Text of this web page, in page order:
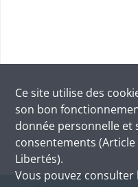
Ce site utilise des
son bon
donnée personnelle et
consentements
Libertés).
Vous pouvez